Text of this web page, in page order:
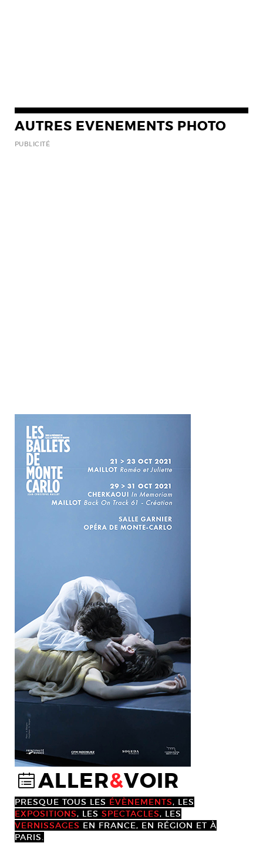
AUTRES EVENEMENTS PHOTO
PUBLICITÉ
@ALLER&VOIR
PRESQUE TOUS LES ÉVÈNEMENTS, LES
EXPOSITIONS, LES SPECTACLES, LES
VERNISSAGES EN FRANCE, EN RÉGION ET À
PARIS.